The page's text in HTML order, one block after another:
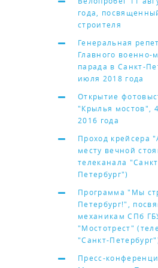
года,
строителя
Генеральная
Главного военно-
парада в Санкт-
июля 2018 года
Открытие
"Крылья мостов",
2016 года
Проход крейсера
месту вечной
телеканала
Петербург")
Программа "Мы
Петербург!",
механикам СПб
"Мостотрест"
"Санкт-
Пресс-